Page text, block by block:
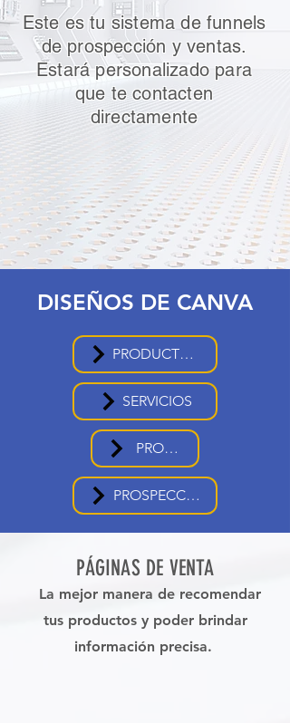
Este es tu sistema de funnels
de prospección y ventas.
Estará personalizado para
que te contacten
directamente
DISEÑOS DE CANVA
PRODUCTOS 1
SERVICIOS
PROMOS
PROSPECCIÓN
PÁGINAS DE VENTA
La mejor manera de recomendar
tus productos y poder brindar
información precisa.